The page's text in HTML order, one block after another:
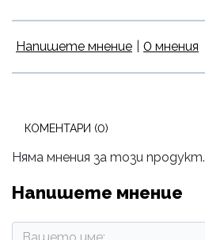
Напишете мнение 0 мнения
КОМЕНТАРИ (0)
Няма мнения за този продукт.
Напишете мнение